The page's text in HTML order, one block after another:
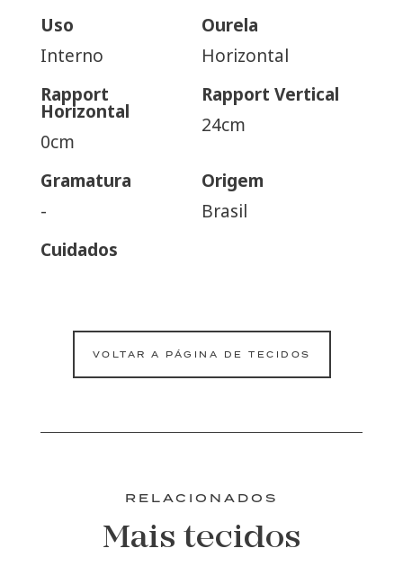
Uso
Interno
Ourela
Horizontal
Rapport
Horizontal
0cm
Rapport Vertical
24cm
Gramatura
-
Origem
Brasil
Cuidados
VOLTAR A PÁGINA DE TECIDOS
RELACIONADOS
Mais tecidos